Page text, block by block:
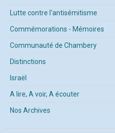
Lutte contre l'antisémitisme
Commémorations - Mémoires
Communauté de Chambery
Distinctions
Israël
A lire, A voir, A écouter
Nos Archives